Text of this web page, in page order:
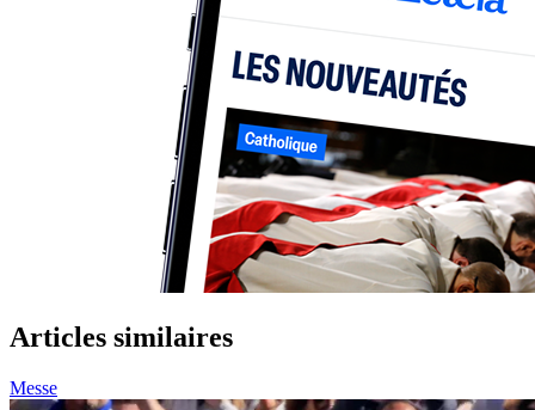
Articles similaires
Messe